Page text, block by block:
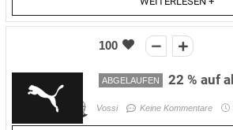
100
ABGELAUFEN 22 % auf
Vossi Keine Kommentare